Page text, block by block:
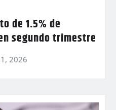
de 1.5% de
segundo trimestre
2026